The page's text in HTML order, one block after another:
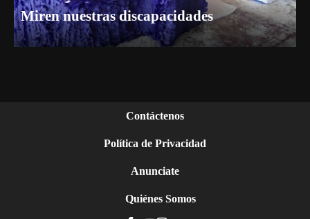
Miren nuestras discapacidades
Contáctenos
Política de Privacidad
Anunciate
Quiénes Somos